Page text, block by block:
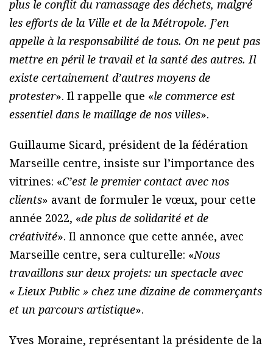
plus le conflit du ramassage des déchets, malgré
les efforts de la Ville et de la Métropole. J’en
appelle à la responsabilité de tous. On ne peut pas
mettre en péril le travail et la santé des autres. Il
existe certainement d’autres moyens de
protester». Il rappelle que «le commerce est
essentiel dans le maillage de nos villes».
Guillaume Sicard, président de la fédération
Marseille centre, insiste sur l’importance des
vitrines: «C’est le premier contact avec nos
clients» avant de formuler le vœux, pour cette
année 2022, «de plus de solidarité et de
créativité». Il annonce que cette année, avec
Marseille centre, sera culturelle: «Nous
travaillons sur deux projets: un spectacle avec
« Lieux Public » chez une dizaine de commerçants
et un parcours artistique».
Yves Moraine, représentant la présidente de la